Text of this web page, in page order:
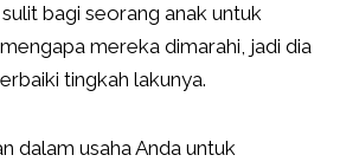
bagi seorang anak untuk
mereka dimarahi, jadi dia
tingkah lakunya.
dalam usaha Anda untuk